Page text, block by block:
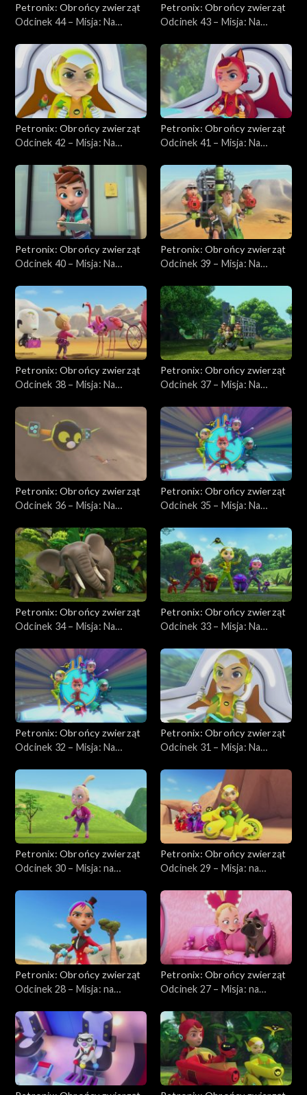
Petronix: Obrońcy zwierząt
Odcinek 44 – Misja: Na
Petronix: Obrońcy zwierząt
Odcinek 43 – Misja: Na
Petronix: Obrońcy zwierząt
Odcinek 42 – Misja: Na
nierozłączkom
Petronix: Obrońcy zwierząt
Odcinek 41 – Misja: Na
Petronix: Obrońcy zwierząt
Odcinek 40 – Misja: Na
kędzierzawemu
Petronix: Obrońcy zwierząt
Odcinek 39 – Misja: Na
Petronix: Obrońcy zwierząt
Odcinek 38 – Misja: Na
flamingowi
Petronix: Obrońcy zwierząt
Odcinek 37 – Misja: Na
pawiowi
Petronix: Obrońcy zwierząt
Odcinek 36 – Misja: Na
chińskiemu
Petronix: Obrońcy zwierząt
Odcinek 35 – Misja: Na
Petronix: Obrońcy zwierząt
Odcinek 34 – Misja: Na
Petronix: Obrońcy zwierząt
Odcinek 33 – Misja: Na
Petronix: Obrońcy zwierząt
Odcinek 32 – Misja: Na
Petronix: Obrońcy zwierząt
Odcinek 31 – Misja: Na
Petronix: Obrońcy zwierząt
Odcinek 30 – Misja: na
Petronix: Obrońcy zwierząt
Odcinek 29 – Misja: na
Petronix: Obrońcy zwierząt
Odcinek 28 – Misja: na
Petronix: Obrońcy zwierząt
Odcinek 27 – Misja: na